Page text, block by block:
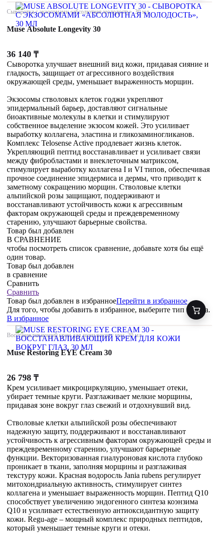
Сыворотка с экзосомами «абсолютная молодость», 30 мл
Muse Absolute Longevity 30
36 140 ₸
Сыворотка улучшает внешний вид кожи, придавая сияние и
гладкость, защищает от агрессивного воздействия
окружающей среды, уменьшает выраженность морщин.
Экзосомы стволовых клеток годжи укрепляют
эпидермальный барьер, доставляют сигнальные
биоактивные молекулы в клетки и стимулируют
собственное выделение экзосом кожей. Это усиливает
выработку коллагена, эластина и гликозаминогликанов.
Комплекс Telosense Active продлевает жизнь клеток.
Укрепляющий пептид восстанавливает и усиливает связи
между фибробластами и внеклеточным матриксом,
стимулирует выработку коллагена I и VI типов, обеспечивая
прочное соединение эпидермиса и дермы, что приводит к
заметному сокращению морщин. Стволовые клетки
альпийской розы защищают, поддерживают и
восстанавливают устойчивость кожи к агрессивным
факторам окружающей среды и преждевременному
старению, улучшают барьерные свойства.
Товар был добавлен
В СРАВНЕНИЕ
чтобы посмотреть список сравнение, добавьте хотя бы ещё
один товар.
Товар был добавлен
в сравнение
Сравнить
Сравнить
Товар был добавлен в избранноеПерейти в избранное
Для того, чтобы добавить в избранное, выберите тип товара.
В избранное
Восстанавливающий крем для кожи вокруг глаз, 30 мл
Muse Restoring EYE Cream 30
26 798 ₸
Крем усиливает микроциркуляцию, уменьшает отеки,
убирает темные круги. Разглаживает мелкие морщины,
придавая зоне вокруг глаз свежий и отдохнувший вид.
Стволовые клетки альпийской розы обеспечивают
надежную защиту, поддерживают и восстанавливают
устойчивость к агрессивным факторам окружающей среды и
преждевременному старению, улучшают барьерные
функции. Векторизованная гиалуроновая кислота глубоко
проникает в ткани, заполняя морщины и разглаживая
текстуру кожи. Красная водоросль Jania rubens регулирует
митохондриальную активность, стимулирует синтез
коллагена и уменьшает выраженность морщин. Пептид Q10
способствует увеличению эндогенного синтеза коэнзима
Q10 и усиливает естественную антиоксидантную защиту
кожи. Regu-age – мощный комплекс природных пептидов,
который уменьшает темные круги и отеки.